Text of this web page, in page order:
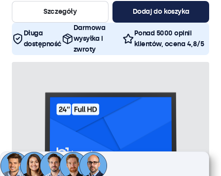
Szczegóły
Dodaj do koszyka
Długa
dostępność
Darmowa
wysyłka i
zwroty
Ponad 5000 opinii
klientów, ocena 4,8/5